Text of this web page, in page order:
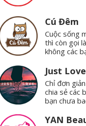
Cú Đêm
Cuộc sống
thì còn gọi
không các
Just Love
Chỉ đơn
chia sẻ các
bạn chưa
YAN